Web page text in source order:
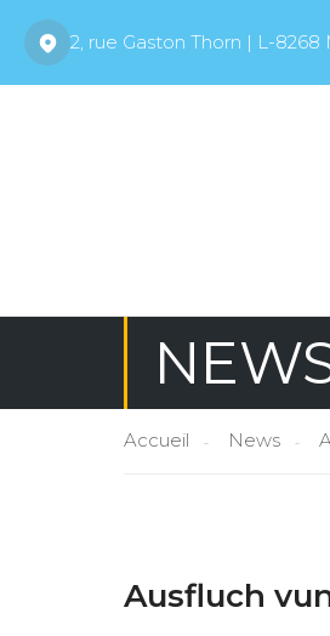
2, rue Gaston Thorn | L-8268
Accueil News
Ausfluch